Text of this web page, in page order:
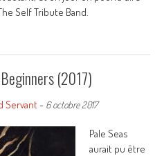
Self Tribute Band.
(2017)
Servant- 6 octobre 2017
Pale Seas
aurait pu être